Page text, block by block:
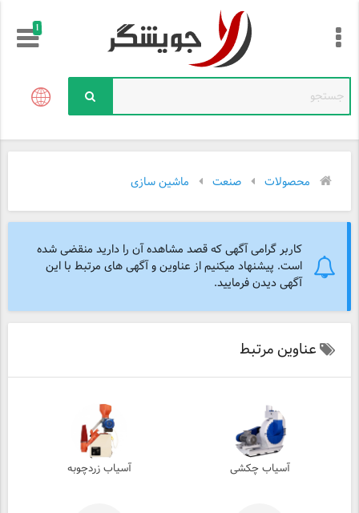
!
محصولات صنعت ماشین سازی
کاربر گرامی آگهی که قصد مشاهده آن را دارید منقضی شده
است. پیشنهاد میکنیم از عناوین و آگهی های مرتبط با این
آگهی دیدن فرمایید.
عناوین مرتبط
آسیاب چکشی آسیاب زردچوبه